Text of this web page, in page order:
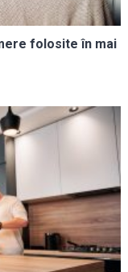
folosite în mai